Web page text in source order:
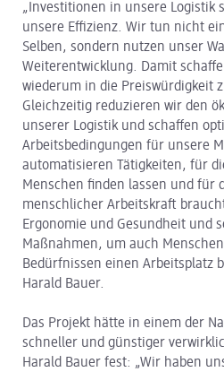
„Investitionen in unsere Logistik
unsere Effizienz. Wir tun nicht
Selben, sondern nutzen unser
Weiterentwicklung. Damit
wiederum in die Preiswürdigkeit
Gleichzeitig reduzieren wir den
unserer Logistik und schaffen
Arbeitsbedingungen für unsere
automatisieren Tätigkeiten, für
Menschen finden lassen und für
menschlicher Arbeitskraft
Ergonomie und Gesundheit und
Maßnahmen, um auch
Bedürfnissen einen Arbeitsplatz
Harald Bauer.
Das Projekt hätte in einem der
schneller und günstiger
Harald Bauer fest: „Wir haben